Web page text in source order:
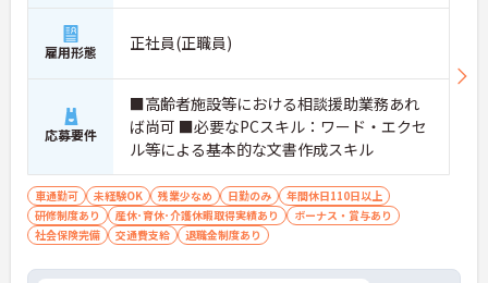
雇用形態 正社員(正職員)
応募要件
■高齢者施設等における相談援助業務あれ
ば尚可 ■必要なPCスキル：ワード・エクセ
ル等による基本的な文書作成スキル
車通勤可 未経験OK 残業少なめ 日勤のみ
年間休日110日以上
研修制度あり
産休･育休･介護休暇取得実績あり
ボーナス・賞与あり
社会保険完備
交通費支給 退職金制度あり